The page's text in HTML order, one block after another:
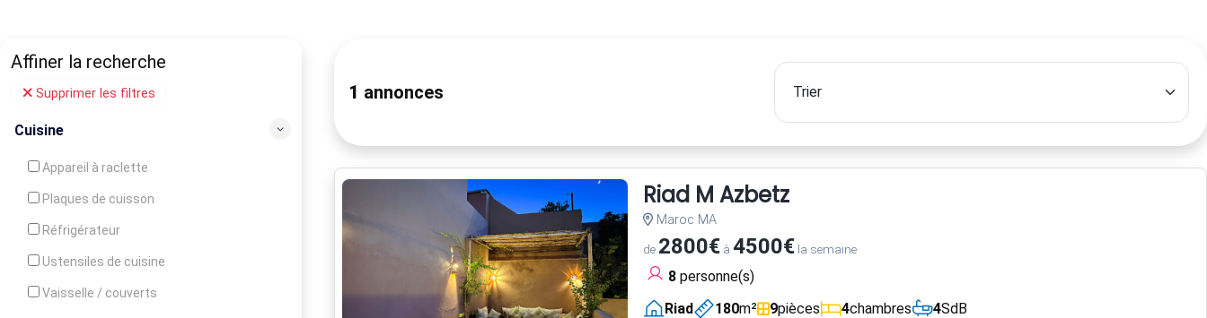
Affiner la recherche
Supprimer les filtres
Cuisine
Appareil à raclette
Plaques de cuisson
Réfrigérateur
Ustensiles de cuisine
Vaisselle / couverts
1 annonces
Riad M Azbetz
Maroc MA
de 2800€à 4500€la semaine
8personne(s)
Riad
180m² 9pièces 4chambres 4SdB